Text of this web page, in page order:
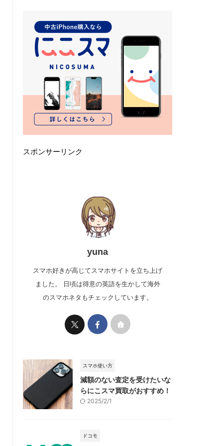
スポンサーリンク
yuna
スマホ好きが高じてスマホサイトを立ち上げ
ました。 日頃は得意の英語を生かして海外
のスマホネタもチェックしています。
スマホ使い方
減額のない査定を受けたいな
らにこスマ買取がおすすめ！
2025/2/1
ドコモ